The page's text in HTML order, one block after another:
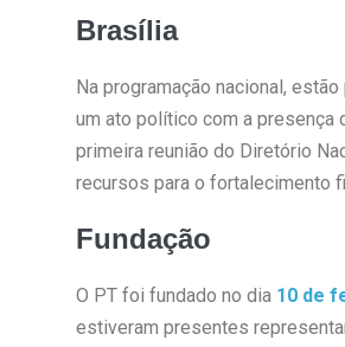
Brasília
Na programação nacional,
um ato político com a presença
primeira reunião do Diretório
recursos para o fortalecimento
Fundação
O PT foi fundado no dia 10 de
estiveram presentes